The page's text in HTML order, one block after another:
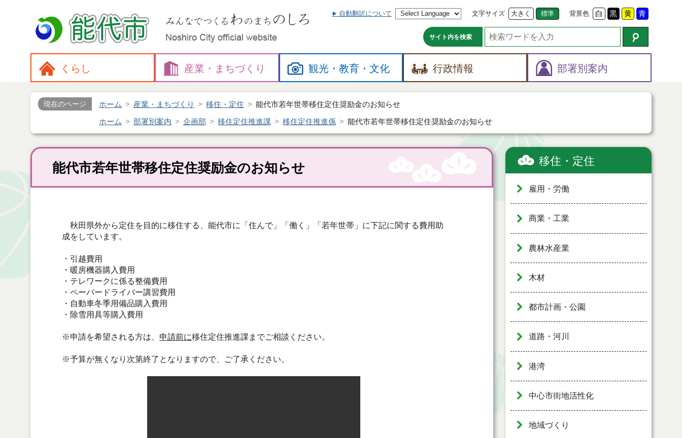
自動翻訳について 文字サイズ 大きく 標準 背景色 白 黒 黄 青
サイト内を検索
くらし 産業・ まちづくり 観光・教育・文化 行政情報 部署別案内
現在のページ ホーム 産業・まちづくり 移住・定住 能代市若年世帯移住定住奨励金のお知らせ
ホーム 部署別案内 企画部 移住定住推進課 移住定住推進係 能代市若年世帯移住定住奨励金のお知らせ
能代市若年世帯移住定住奨励金のお知らせ
秋田県外から定住を目的に移住する、能代市に「住んで」「働く」「若年世帯」に下記に関する費用助
成をしています。
・引越費用
・暖房機器購入費用
・テレワークに係る整備費用
・ペーパードライバー講習費用
・自動車冬季用備品購入費用
・除雪用具等購入費用
※申請を希望される方は、 申請前に移住定住推進課までご相談ください。
※予算が無くなり次第終了となりますので、ご了承ください。
移住・定住
雇用・労働
商業・工業
農林水産業
木材
都市計画・公園
道路・河川
港湾
中心市街地活性化
地域づくり